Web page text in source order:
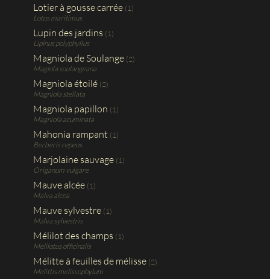
Lotier à gousse carrée (1)
Lotus maritimus
Lupin des jardins (1)
Lipinus polyphyllus
Magniola de Soulange (2)
Magiola soulangeana
Magniola étoilé (2)
Magniola stellata
Magniola papillon (1)
Magniola acuminata
Mahonia rampant (1)
Berberis repens
Marjolaine sauvage (1)
Origanum vulgare
Mauve alcée (1)
Malva alcea
Mauve sylvestre (1)
Malva sylvestris
Mélilot des champs (1)
Melilotus officinalis
Mélitte à feuilles de mélisse (2)
Melittis melissophylum